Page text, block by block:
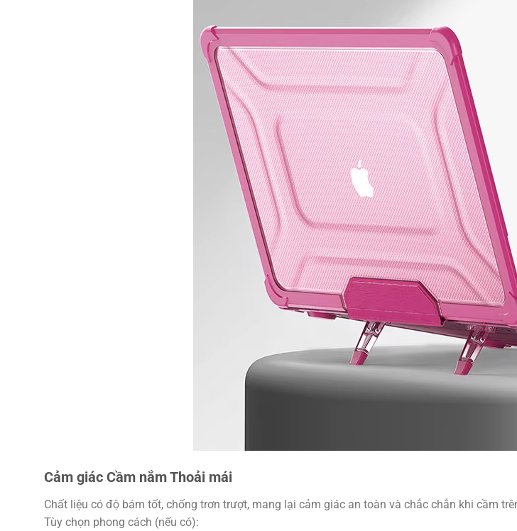
Cảm giác Cầm nắm Thoải mái
Chất liệu có độ bám tốt, chống trơn trượt, mang lại cảm giác an toàn và chắc chắn khi cầm
Tùy chọn phong cách (nếu có):